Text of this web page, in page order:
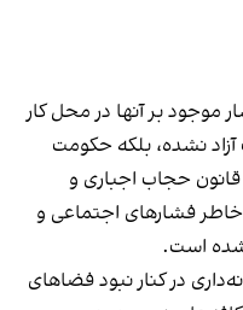
موجود بر آنها در محل کار
نشده، بلکه حکومت
حجاب اجباری و
فشارهای اجتماعی و
است.
در کنار نبود فضاهای